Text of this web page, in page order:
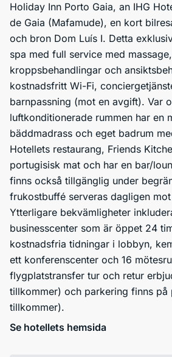
Holiday Inn Porto Gaia, an IHG
de Gaia (Mafamude), en kort
och bron Dom Luís I. Detta
spa med full service med massage,
kroppsbehandlingar och
kostnadsfritt Wi-Fi,
barnpassning (mot en avgift). Var
luftkonditionerade rummen har en
bäddmadrass och eget badrum
Hotellets restaurang, Friends
portugisisk mat och har en bar/
finns också tillgänglig under
frukostbuffé serveras dagligen
Ytterligare bekvämligheter
businesscenter som är öppet 24
kostnadsfria tidningar i lobbyn,
ett konferenscenter och 16
flygplatstransfer tur och retur
tillkommer) och parkering finns på
tillkommer).
Se hotellets hemsida